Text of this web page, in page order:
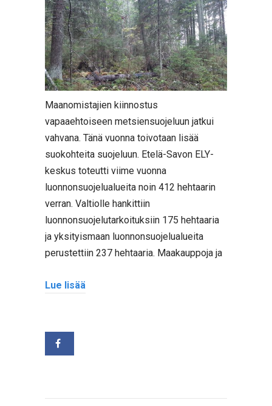
Maanomistajien kiinnostus
vapaaehtoiseen metsiensuojeluun jatkui
vahvana. Tänä vuonna toivotaan lisää
suokohteita suojeluun. Etelä-Savon ELY-
keskus toteutti viime vuonna
luonnonsuojelualueita noin 412 hehtaarin
verran. Valtiolle hankittiin
luonnonsuojelutarkoituksiin 175 hehtaaria
ja yksityismaan luonnonsuojelualueita
perustettiin 237 hehtaaria. Maakauppoja ja
Lue lisää